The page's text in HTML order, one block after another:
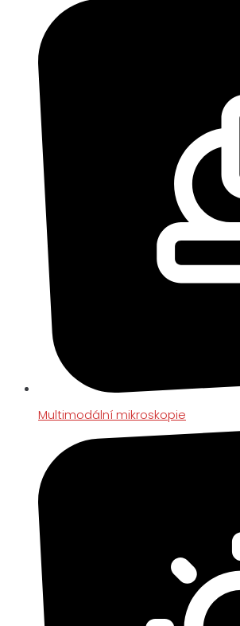
Multimodální mikroskopie